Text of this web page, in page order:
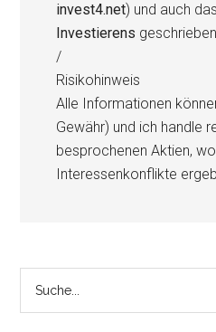
invest4.net) und auch
Investierens
/
Risikohinweis
Alle Informationen
Gewähr) und ich handle
besprochenen Aktien,
Interessenkonflikte